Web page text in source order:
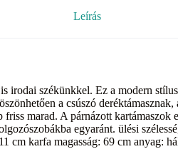
Leírás
irodai székünkkel. Ez a modern
a csúszó deréktámasznak,
marad. A párnázott
egyaránt. ülési
cm karfa magasság: 69 cm anyag: